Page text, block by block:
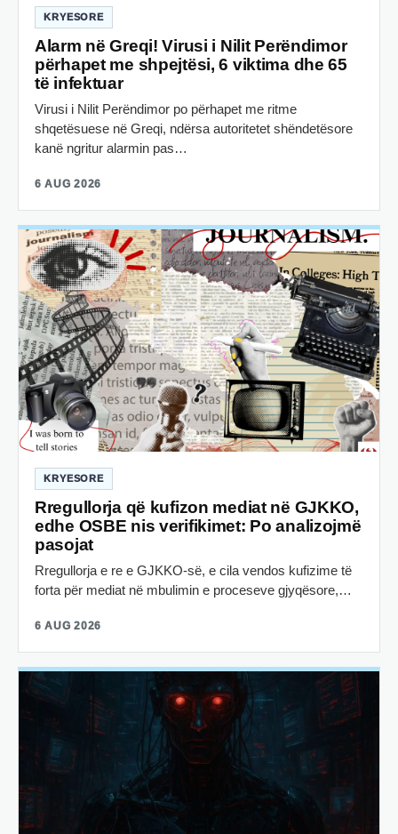
KRYESORE
Alarm në Greqi! Virusi i Nilit Perëndimor
përhapet me shpejtësi, 6 viktima dhe 65
të infektuar
Virusi i Nilit Perëndimor po përhapet me ritme
shqetësuese në Greqi, ndërsa autoritetet shëndetësore
kanë ngritur alarmin pas…
6 AUG 2026
KRYESORE
Rregullorja që kufizon mediat në GJKKO,
edhe OSBE nis verifikimet: Po analizojmë
pasojat
Rregullorja e re e GJKKO-së, e cila vendos kufizime të
forta për mediat në mbulimin e proceseve gjyqësore,…
6 AUG 2026